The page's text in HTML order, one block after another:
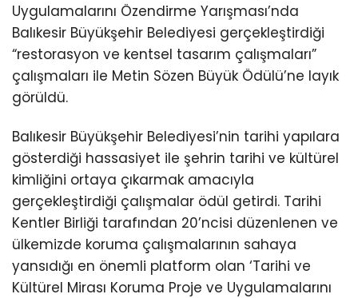
Uygulamalarını Özendirme Yarışması’nda
Balıkesir Büyükşehir Belediyesi gerçekleştirdiği
“restorasyon ve kentsel tasarım çalışmaları”
çalışmaları ile Metin Sözen Büyük Ödülü’ne layık
görüldü.
Balıkesir Büyükşehir Belediyesi’nin tarihi yapılara
gösterdiği hassasiyet ile şehrin tarihi ve kültürel
kimliğini ortaya çıkarmak amacıyla
gerçekleştirdiği çalışmalar ödül getirdi. Tarihi
Kentler Birliği tarafından 20’ncisi düzenlenen ve
ülkemizde koruma çalışmalarının sahaya
yansıdığı en önemli platform olan ‘Tarihi ve
Kültürel Mirası Koruma Proje ve Uygulamalarını